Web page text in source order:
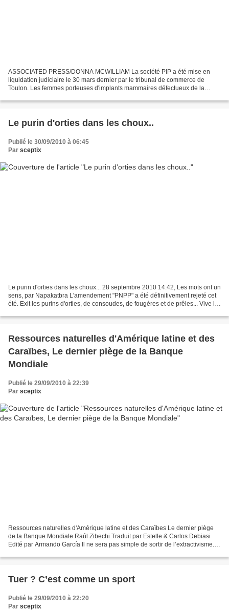
ASSOCIATED PRESS/DONNA MCWILLIAM La société PIP a été mise en
liquidation judiciaire le 30 mars dernier par le tribunal de commerce de
Toulon. Les femmes porteuses d'implants mammaires défectueux de la
Le purin d'orties dans les choux..
Publié le 30/09/2010 à 06:45
Par sceptix
Le purin d'orties dans les choux... 28 septembre 2010 14:42, Les mots ont un
sens, par Napakatbra L'amendement "PNPP" a été définitivement rejeté cet
été. Exit les purins d'orties, de consoudes, de fougères et de prêles... Vive le
Ressources naturelles d'Amérique latine et des
Caraïbes, Le dernier piège de la Banque
Mondiale
Publié le 29/09/2010 à 22:39
Par sceptix
Ressources naturelles d'Amérique latine et des Caraïbes Le dernier piège
de la Banque Mondiale Raúl Zibechi Traduit par Estelle & Carlos Debiasi
Edité par Armando García Il ne sera pas simple de sortir de l’extractivisme.
Tuer ? C’est comme un sport
Publié le 29/09/2010 à 22:20
Par sceptix